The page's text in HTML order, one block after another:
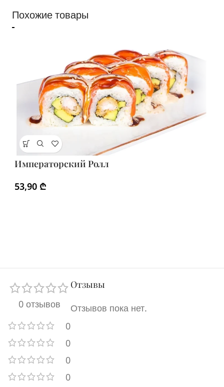
Похожие товары
Императорский Ролл
53,90 ₾
0 отзывов
0
0
0
0
Отзывы
Отзывов пока нет.